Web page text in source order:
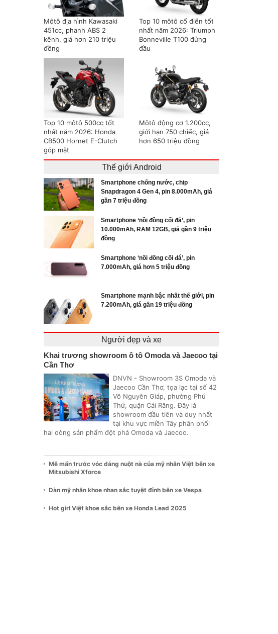
Môtô địa hình Kawasaki
451cc, phanh ABS 2
kênh, giá hơn 210 triệu
đồng
Top 10 môtô cổ điển tốt
nhất năm 2026: Triumph
Bonneville T100 đứng
đầu
Top 10 môtô 500cc tốt
nhất năm 2026: Honda
CB500 Hornet E-Clutch
góp mặt
Môtô động cơ 1.200cc,
giới hạn 750 chiếc, giá
hơn 650 triệu đồng
Thế giới Android
Smartphone chống nước, chip
Snapdragon 4 Gen 4, pin 8.000mAh, giá
gần 7 triệu đồng
Smartphone ‘nồi đồng cối đá’, pin
10.000mAh, RAM 12GB, giá gần 9 triệu
đồng
Smartphone ‘nồi đồng cối đá’, pin
7.000mAh, giá hơn 5 triệu đồng
Smartphone mạnh bậc nhất thế giới, pin
7.200mAh, giá gần 19 triệu đồng
Người đẹp và xe
Khai trương showroom ô tô Omoda và Jaecoo tại
Cần Thơ
DNVN - Showroom 3S Omoda và
Jaecoo Cần Thơ, tọa lạc tại số 42
Võ Nguyên Giáp, phường Phú
Thứ, quận Cái Răng. Đây là
showroom đầu tiên và duy nhất
tại khu vực miền Tây phân phối
hai dòng sản phẩm đột phá Omoda và Jaecoo.
Mê mẩn trước vóc dáng nuột nà của mỹ nhân Việt bên xe
Mitsubishi Xforce
Dàn mỹ nhân khoe nhan sắc tuyệt đỉnh bên xe Vespa
Hot girl Việt khoe sắc bên xe Honda Lead 2025